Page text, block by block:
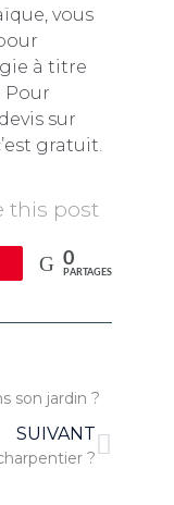
vous
à titre
Pour
sur
gratuit.
this post
Épingle0
PARTAGES
son jardin ?
SUIVANT
?